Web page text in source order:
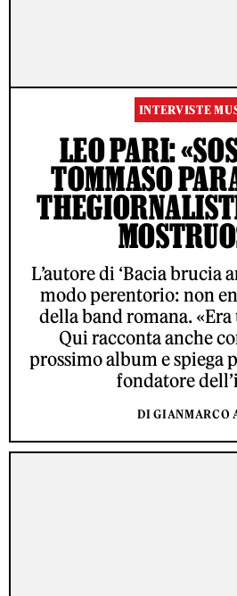
INTERVISTE
LEO PARI:
TOMMASO
L’autore di ‘Bacia brucia
modo perentorio: non
della band romana. «Era
Qui racconta anche
prossimo album e spiega
fondatore
DI GIANMARCO